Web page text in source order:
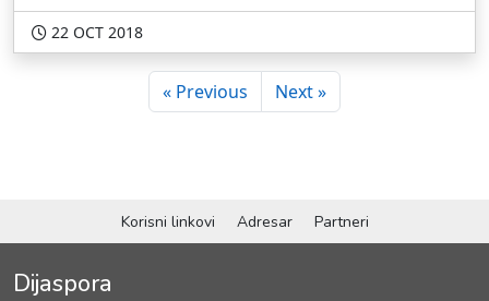
22 OCT 2018
« Previous Next »
Korisni linkovi Adresar Partneri
Dijaspora